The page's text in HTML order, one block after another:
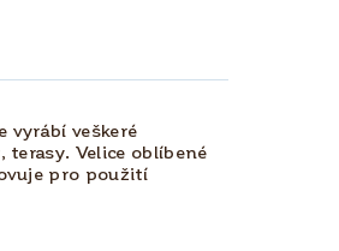
vyrábí veškeré
Velice oblíbené
pro použití